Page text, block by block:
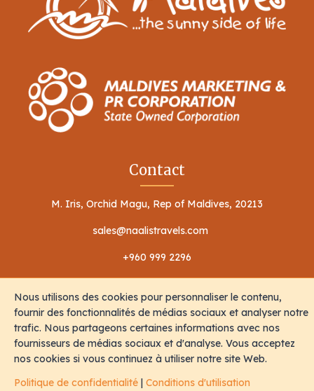
Contact
M. Iris, Orchid Magu, Rep of Maldives, 20213
sales@naalistravels.com
+960 999 2296
Conditions d'utilisation Politique de confidentialité
Nous utilisons des cookies pour personnaliser le contenu,
fournir des fonctionnalités de médias sociaux et analyser notre
trafic. Nous partageons certaines informations avec nos
fournisseurs de médias sociaux et d'analyse. Vous acceptez
nos cookies si vous continuez à utiliser notre site Web.
Politique de confidentialité | Conditions d'utilisation